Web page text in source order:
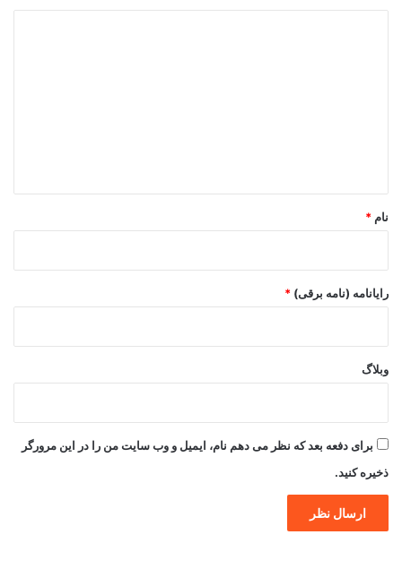
نام *
رایانامه (نامه برقی) *
وبلاگ
برای دفعه بعد که نظر می دهم نام، ایمیل و وب سایت من را در این مرورگر
ذخیره کنید.